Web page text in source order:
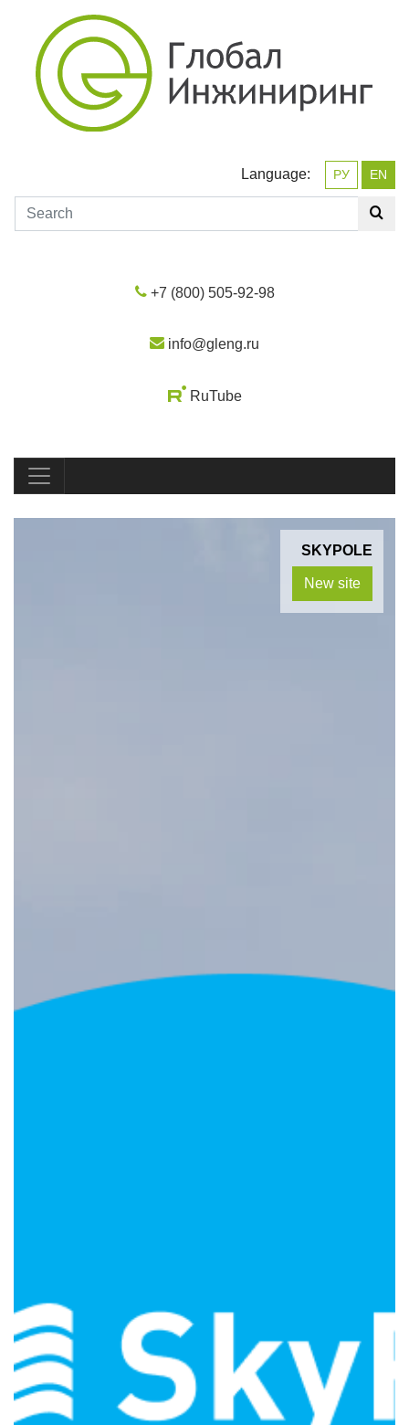
Language: РУ EN
+7 (800) 505-92-98
info@gleng.ru
RuTube
SKYPOLE
New site